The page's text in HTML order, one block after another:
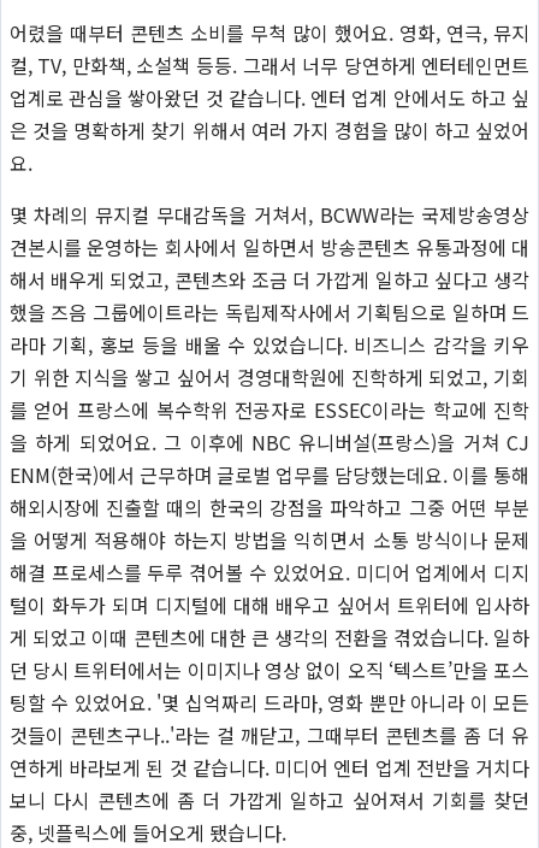
어렸을 때부터 콘텐츠 소비를 무척 많이 했어요. 영화, 연극, 뮤지
컬, TV, 만화책, 소설책 등등. 그래서 너무 당연하게 엔터테인먼트
업계로 관심을 쌓아왔던 것 같습니다. 엔터 업계 안에서도 하고 싶
은 것을 명확하게 찾기 위해서 여러 가지 경험을 많이 하고 싶었어
요.
몇 차례의 뮤지컬 무대감독을 거쳐서, BCWW라는 국제방송영상
견본시를 운영하는 회사에서 일하면서 방송콘텐츠 유통과정에 대
해서 배우게 되었고, 콘텐츠와 조금 더 가깝게 일하고 싶다고 생각
했을 즈음 그룹에이트라는 독립제작사에서 기획팀으로 일하며 드
라마 기획, 홍보 등을 배울 수 있었습니다. 비즈니스 감각을 키우
기 위한 지식을 쌓고 싶어서 경영대학원에 진학하게 되었고, 기회
를 얻어 프랑스에 복수학위 전공자로 ESSEC이라는 학교에 진학
을 하게 되었어요. 그 이후에 NBC 유니버설(프랑스)을 거쳐 CJ
ENM(한국)에서 근무하며 글로벌 업무를 담당했는데요. 이를 통해
해외시장에 진출할 때의 한국의 강점을 파악하고 그중 어떤 부분
을 어떻게 적용해야 하는지 방법을 익히면서 소통 방식이나 문제
해결 프로세스를 두루 겪어볼 수 있었어요. 미디어 업계에서 디지
털이 화두가 되며 디지털에 대해 배우고 싶어서 트위터에 입사하
게 되었고 이때 콘텐츠에 대한 큰 생각의 전환을 겪었습니다. 일하
던 당시 트위터에서는 이미지나 영상 없이 오직 ‘텍스트’만을 포스
팅할 수 있었어요. '몇 십억짜리 드라마, 영화 뿐만 아니라 이 모든
것들이 콘텐츠구나..'라는 걸 깨닫고, 그때부터 콘텐츠를 좀 더 유
연하게 바라보게 된 것 같습니다. 미디어 엔터 업계 전반을 거치다
보니 다시 콘텐츠에 좀 더 가깝게 일하고 싶어져서 기회를 찾던
중, 넷플릭스에 들어오게 됐습니다.